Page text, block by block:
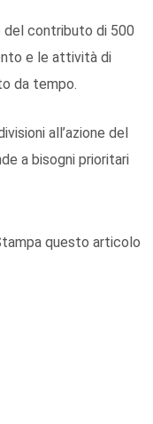
del contributo di 500
e le attività di
da tempo.
all’azione del
a bisogni prioritari
questo articolo